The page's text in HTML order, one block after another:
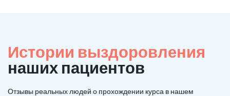
Истории выздоровления
наших пациентов
Отзывы реальных людей о прохождении курса в нашем